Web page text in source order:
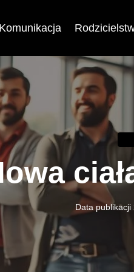
Komunikacja
Data publikacji